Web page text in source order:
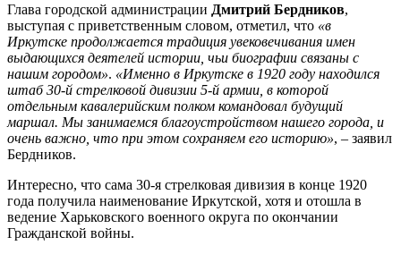
Глава городской администрации Дмитрий Бердников,
выступая с приветственным словом, отметил, что «в
Иркутске продолжается традиция увековечивания имен
выдающихся деятелей истории, чьи биографии связаны с
нашим городом». «Именно в Иркутске в 1920 году находился
штаб 30-й стрелковой дивизии 5-й армии, в которой
отдельным кавалерийским полком командовал будущий
маршал. Мы занимаемся благоустройством нашего города, и
очень важно, что при этом сохраняем его историю», – заявил
Бердников.
Интересно, что сама 30-я стрелковая дивизия в конце 1920
года получила наименование Иркутской, хотя и отошла в
ведение Харьковского военного округа по окончании
Гражданской войны.